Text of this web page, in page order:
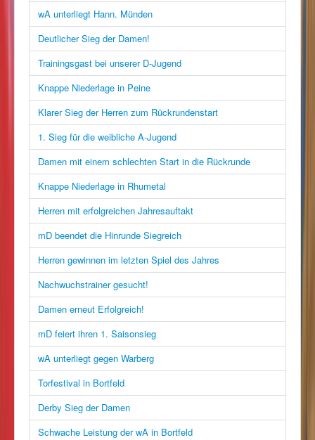
wA unterliegt Hann. Münden
Deutlicher Sieg der Damen!
Trainingsgast bei unserer D-Jugend
Knappe Niederlage in Peine
Klarer Sieg der Herren zum Rückrundenstart
1. Sieg für die weibliche A-Jugend
Damen mit einem schlechten Start in die Rückrunde
Knappe Niederlage in Rhumetal
Herren mit erfolgreichen Jahresauftakt
mD beendet die Hinrunde Siegreich
Herren gewinnen im letzten Spiel des Jahres
Nachwuchstrainer gesucht!
Damen erneut Erfolgreich!
mD feiert ihren 1. Saisonsieg
wA unterliegt gegen Warberg
Torfestival in Bortfeld
Derby Sieg der Damen
Schwache Leistung der wA in Bortfeld